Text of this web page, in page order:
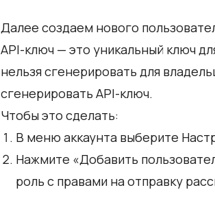
Далее создаем нового
API-ключ — это уникальный ключ
нельзя сгенерировать для
сгенерировать API-ключ.
Чтобы это сделать:
В меню аккаунта выберите
Нажмите «Добавить
роль с правами на отправку